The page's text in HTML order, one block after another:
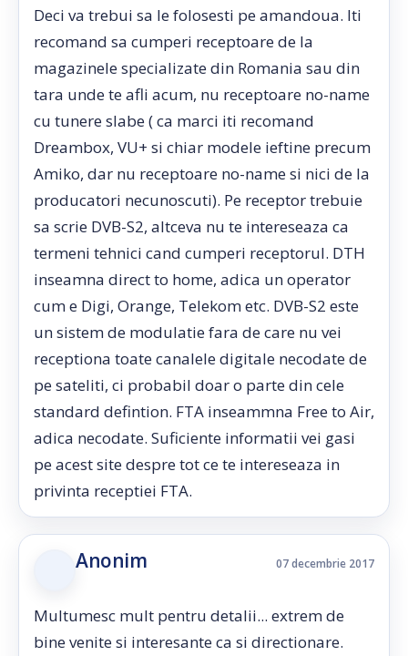
Deci va trebui sa le folosesti pe amandoua. Iti
recomand sa cumperi receptoare de la
magazinele specializate din Romania sau din
tara unde te afli acum, nu receptoare no-name
cu tunere slabe ( ca marci iti recomand
Dreambox, VU+ si chiar modele ieftine precum
Amiko, dar nu receptoare no-name si nici de la
producatori necunoscuti). Pe receptor trebuie
sa scrie DVB-S2, altceva nu te intereseaza ca
termeni tehnici cand cumperi receptorul. DTH
inseamna direct to home, adica un operator
cum e Digi, Orange, Telekom etc. DVB-S2 este
un sistem de modulatie fara de care nu vei
receptiona toate canalele digitale necodate de
pe sateliti, ci probabil doar o parte din cele
standard defintion. FTA inseammna Free to Air,
adica necodate. Suficiente informatii vei gasi
pe acest site despre tot ce te intereseaza in
privinta receptiei FTA.
Anonim 07 decembrie 2017
Multumesc mult pentru detalii... extrem de
bine venite si interesante ca si directionare.